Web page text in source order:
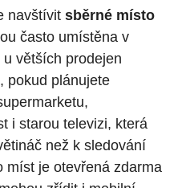
navštívit sběrné místo
často umístěna v
větších prodejen
pokud plánujete
i starou televizi, která
než k sledování
míst je otevřená zdarma